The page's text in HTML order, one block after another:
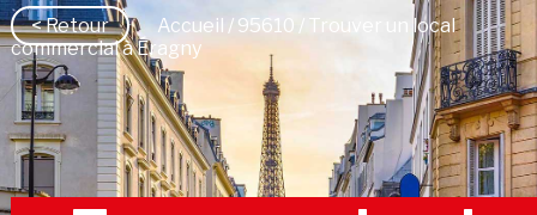
< Retour Accueil / 95610 / Trouver un local
commercial à Éragny